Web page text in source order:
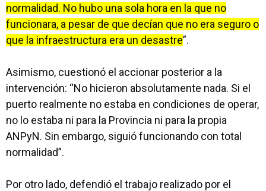
normalidad. No hubo una sola hora en la que no
funcionara, a pesar de que decían que no era seguro o
que la infraestructura era un desastre”.
Asimismo, cuestionó el accionar posterior a la
intervención: “No hicieron absolutamente nada. Si el
puerto realmente no estaba en condiciones de operar,
no lo estaba ni para la Provincia ni para la propia
ANPyN. Sin embargo, siguió funcionando con total
normalidad”.
Por otro lado, defendió el trabajo realizado por el